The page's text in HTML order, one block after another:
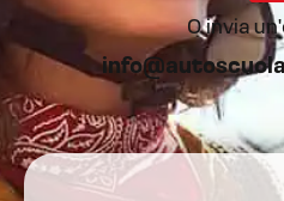
O invia